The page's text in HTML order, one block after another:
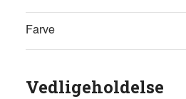
Farve
Vedligeholdelse